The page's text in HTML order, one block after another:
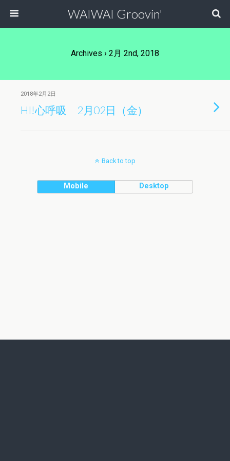
WAIWAI Groovin'
Archives › 2月 2nd, 2018
2018年2月2日
HI!心呼吸 2月02日（金）
Back to top
Mobile Desktop